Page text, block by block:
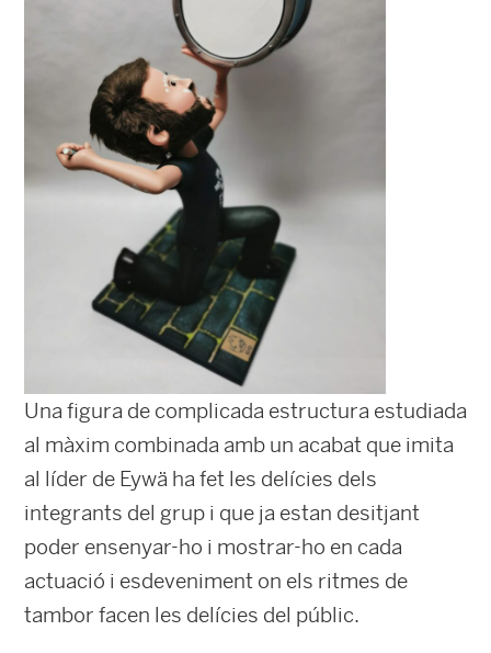
Una figura de complicada estructura estudiada
al màxim combinada amb un acabat que imita
al líder de Eywä ha fet les delícies dels
integrants del grup i que ja estan desitjant
poder ensenyar-ho i mostrar-ho en cada
actuació i esdeveniment on els ritmes de
tambor facen les delícies del públic.